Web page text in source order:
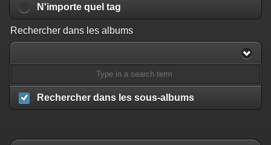
N'importe quel tag
Rechercher dans les albums
Rechercher dans les sous-albums